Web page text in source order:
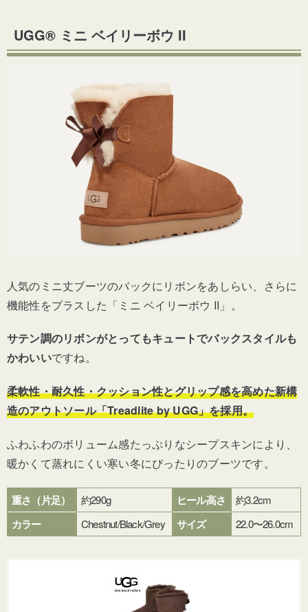
UGG® ミニ ベイリーボウ II
人気のミニ丈ブーツのバックにリボンをあしらい、さらに
機能性をプラスした「ミニ ベイリーボウ II」。
サテン調のリボンがとってもキュートでバックスタイルも
かわいいですね。
柔軟性・耐久性・クッション性とグリップ感を高めた新構
造のアウトソール「Treadlite by UGG」を採用。
ふわふわのボリューム感たっぷりなシープスキンにより、
暖かくて蒸れにくい寒い冬にぴったりのブーツです。
重さ（片足） 約290g ヒール高さ 約3.2cm
カラー Chestnut/Black/Grey サイズ 22.0〜26.0cm